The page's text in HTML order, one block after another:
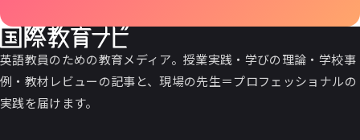
英語教員のための教育メディア。授業実践・学びの理論・学校事
例・教材レビューの記事と、現場の先生＝プロフェッショナルの
実践を届けます。